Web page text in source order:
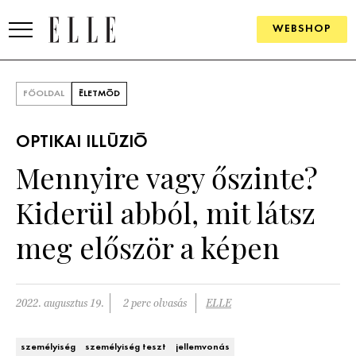
WEBSHOP
SZÉPSÉG
ÉLETMÓD
PÁRKAPCSOLAT
FŐOLDAL ÉLETMÓD
OPTIKAI ILLÚZIÓ
Mennyire vagy őszinte?
Kiderül abból, mit látsz
meg először a képen
2022. augusztus 19. 2 perc olvasás ELLE
személyiség személyiség teszt jellemvonás